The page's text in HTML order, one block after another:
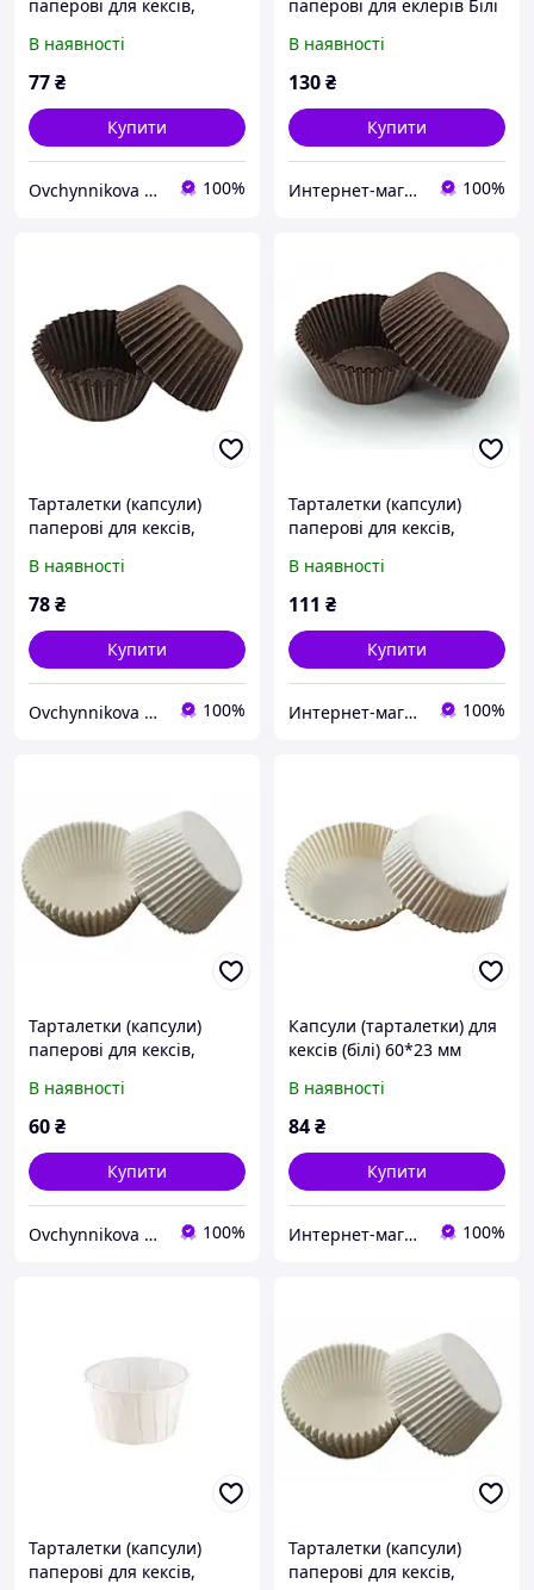
паперові для кексів,
35*25 мм
В наявності
77₴
Купити
Ovchynnikova Shop інтернет-магазин товарів для кондитерів 100%
паперові для еклерів Білі
В наявності
130₴
Купити
Интернет-магазин "Повар, пекарь и кондитер" 100%
Тарталетки (капсули)
паперові для кексів,
40*28,5 мм
В наявності
78₴
Купити
Ovchynnikova Shop інтернет-магазин товарів для кондитерів 100%
Тарталетки (капсули)
паперові для кексів,
60*23 мм
В наявності
111 ₴
Купити
Интернет-магазин "Повар, пекарь и кондитер" 100%
Тарталетки (капсули)
паперові для кексів,
В наявності
60₴
Купити
Ovchynnikova Shop інтернет-магазин товарів для кондитерів 100%
Капсули (тарталетки) для
кексів (білі) 60*23 мм
В наявності
84₴
Купити
Интернет-магазин "Повар, пекарь и кондитер" 100%
Тарталетки (капсули)
паперові для кексів,
Тарталетки (капсули)
паперові для кексів,